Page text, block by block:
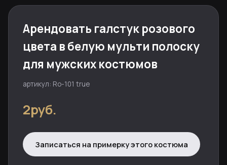
Арендовать галстук розового
цвета в белую мульти полоску
для мужских костюмов
артикул: Ro-101 true
2руб.
Записаться на примерку этого костюма